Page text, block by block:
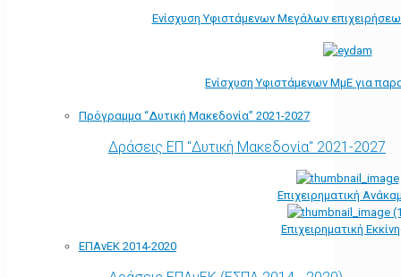
Ενίσχυση Υφιστάμενων Μεγάλων
Ενίσχυση Υφιστάμενων ΜμΕ για
Πρόγραμμα “Δυτική Μακεδονία” 2021-2027
Δράσεις ΕΠ "Δυτική Μακεδονία" 2021-2027
Επιχειρηματική
Επιχειρηματική
ΕΠΑνΕΚ 2014-2020